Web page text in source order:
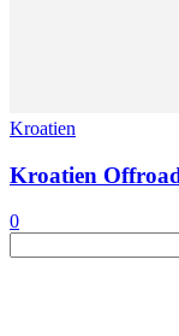
Kroatien
Kroatien
0